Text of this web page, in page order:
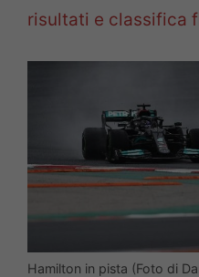
risultati e classifica
Hamilton in pista (Foto di